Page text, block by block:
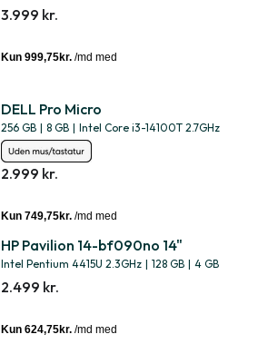
3.999 kr.
DELL Pro Micro
256 GB | 8 GB | Intel Core i3-14100T 2.7GHz
2.999 kr.
HP Pavilion 14-bf090no 14"
Intel Pentium 4415U 2.3GHz | 128 GB | 4 GB
2.499 kr.